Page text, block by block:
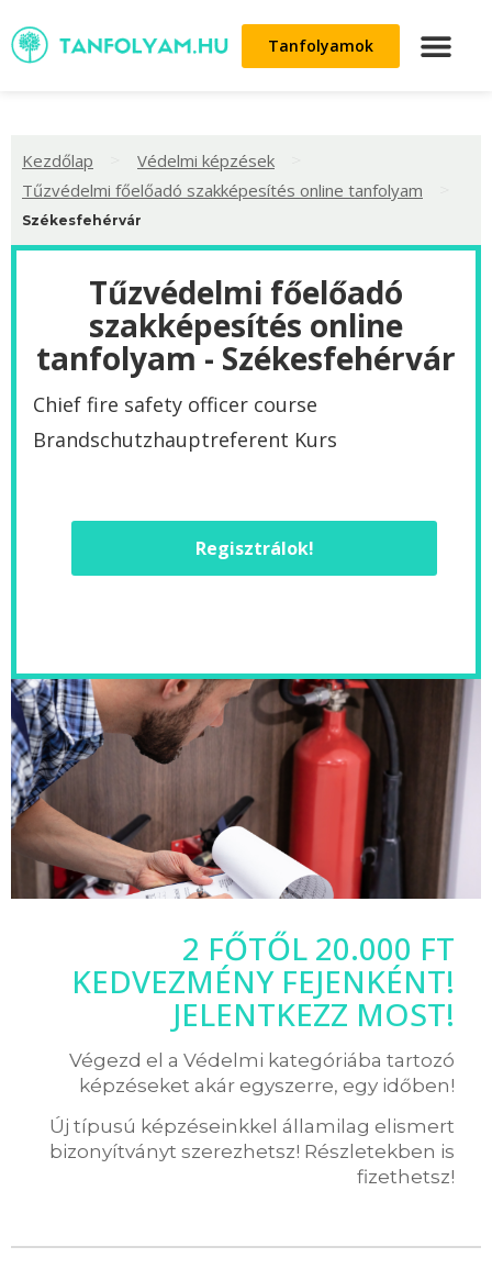
Tanfolyamok
Kezdőlap Védelmi képzések
Tűzvédelmi főelőadó szakképesítés online tanfolyam
Székesfehérvár
Tűzvédelmi főelőadó
szakképesítés online
tanfolyam - Székesfehérvár
Chief fire safety officer course
‌Brandschutzhauptreferent Kurs
Regisztrálok!
2 FŐTŐL 20.000 FT
KEDVEZMÉNY FEJENKÉNT!
JELENTKEZZ MOST!
Végezd el a Védelmi kategóriába tartozó
képzéseket akár egyszerre, egy időben!
Új típusú képzéseinkkel államilag elismert
bizonyítványt szerezhetsz! Részletekben is
fizethetsz!